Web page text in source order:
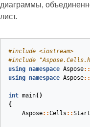
диаграммы,
лист.
#include <iostream>
#include
using namespace Aspose::
using namespace Aspose::
int main()
{
Aspose::Cells ::